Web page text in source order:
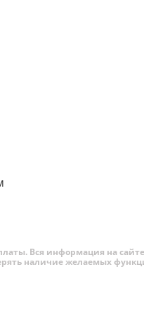
Вся информация на
наличие желаемых